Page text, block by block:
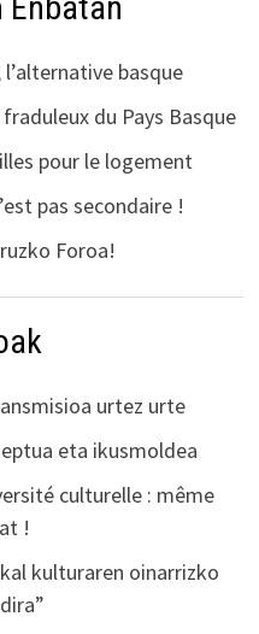
Enbatan
l’alternative basque
du Pays Basque
pour le logement
pas secondaire !
Foroa!
urtez urte
eta ikusmoldea
culturelle : même
!
kulturaren oinarrizko